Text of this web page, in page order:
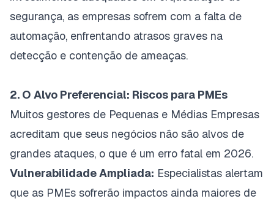
segurança, as empresas sofrem com a falta de
automação, enfrentando atrasos graves na
detecção e contenção de ameaças.
2. O Alvo Preferencial: Riscos para PMEs
Muitos gestores de Pequenas e Médias Empresas
acreditam que seus negócios não são alvos de
grandes ataques, o que é um erro fatal em 2026.
Vulnerabilidade Ampliada: Especialistas alertam
que as PMEs sofrerão impactos ainda maiores de